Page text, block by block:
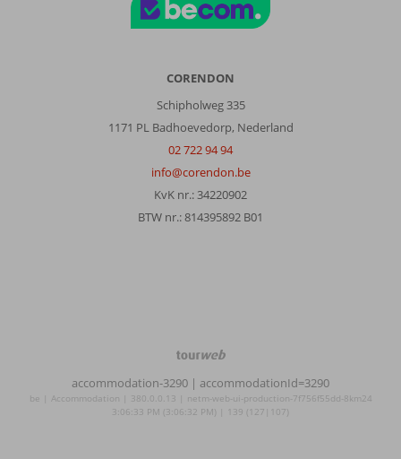
CORENDON
Schipholweg 335
1171 PL Badhoevedorp, Nederland
02 722 94 94
info@corendon.be
KvK nr.: 34220902
BTW nr.: 814395892 B01
TourWeb
NetMatch
accommodation-3290 | accommodationId=3290
be | Accommodation | 380.0.0.13 | netm-web-ui-production-7f756f55dd-8km24
3:06:33 PM (3:06:32 PM) | 139 (127|107)